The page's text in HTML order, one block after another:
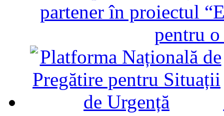
partener în proiectul
pentru